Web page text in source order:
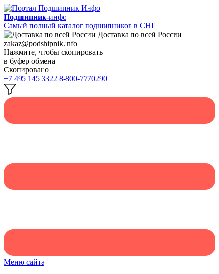
Подшипник-инфо
Самый полный каталог подшипников в СНГ
Доставка по всей России
zakaz@podshipnik.info
Нажмите, чтобы скопировать
в буфер обмена
Скопировано
+7 495 145 3322 8-800-7770290
Меню сайта